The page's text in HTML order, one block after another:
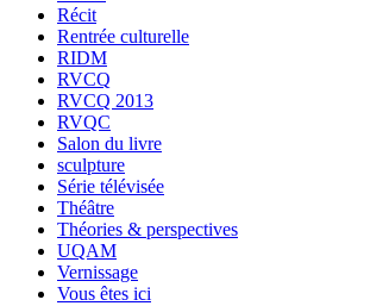
Récit
Rentrée culturelle
RIDM
RVCQ
RVCQ 2013
RVQC
Salon du livre
sculpture
Série télévisée
Théâtre
Théories & perspectives
UQAM
Vernissage
Vous êtes ici